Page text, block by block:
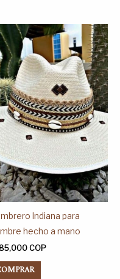
Indiana para
hecho a mano
COP
Este
producto
tiene
múltiples
variantes.
Las
opciones
se
pueden
elegir
en
la
página
de
producto